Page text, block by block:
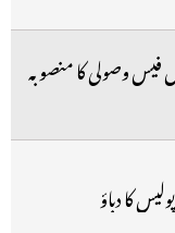
فیس وصولی کا منصوبہ
کا دباؤ